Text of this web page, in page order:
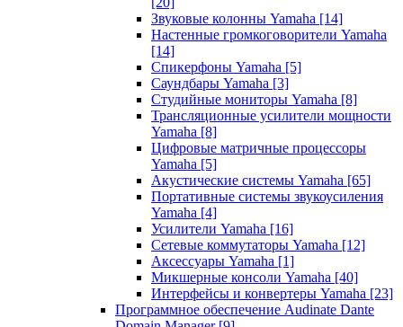
Звуковые колонны Yamaha [14]
Настенные громкоговорители Yamaha
[14]
Спикерфоны Yamaha [5]
Саундбары Yamaha [3]
Студийные мониторы Yamaha [8]
Трансляционные усилители мощности
Yamaha [8]
Цифровые матричные процессоры
Yamaha [5]
Акустические системы Yamaha [65]
Портативные системы звукоусиления
Yamaha [4]
Усилители Yamaha [16]
Сетевые коммутаторы Yamaha [12]
Аксессуары Yamaha [1]
Микшерные консоли Yamaha [40]
Интерфейсы и конвертеры Yamaha [23]
Программное обеспечение Audinate Dante